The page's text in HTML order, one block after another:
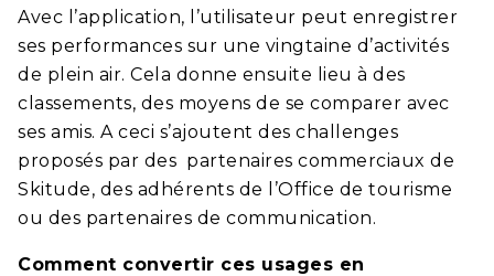
Avec l’application, l’utilisateur peut enregistrer
ses performances sur une vingtaine d’activités
de plein air. Cela donne ensuite lieu à des
classements, des moyens de se comparer avec
ses amis. A ceci s’ajoutent des challenges
proposés par des partenaires commerciaux de
Skitude, des adhérents de l’Office de tourisme
ou des partenaires de communication.
Comment convertir ces usages en